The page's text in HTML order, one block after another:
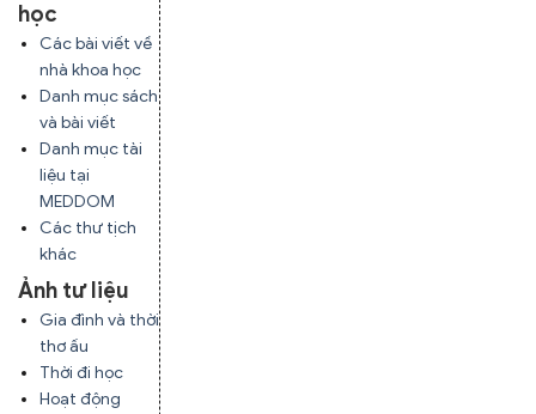
học
Các bài viết về
nhà khoa học
Danh mục sách
và bài viết
Danh mục tài
liệu tại
MEDDOM
Các thư tịch
khác
Ảnh tư liệu
Gia đình và thời
thơ ấu
Thời đi học
Hoạt động